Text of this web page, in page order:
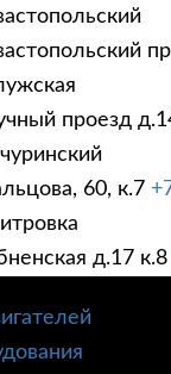
проезд
60, к.7
д.17 к.8
УСЛУГИ